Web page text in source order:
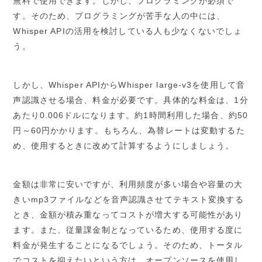
す。そのため、プログラミングが苦手な人の中には、
Whisper APIの活用を検討している人も少なくないでしょ
う。
しかし、Whisper APIからWhisper large-v3を使用して音
声認識させる場合、料金が必要です。具体的な料金は、1分
あたり0.006ドルになります。約1時間利用した場合、約50
円～60円かかります。もちろん、為替レートは変動するた
め、使用するときに改めて計算するようにしましょう。
金額は非常に安いですが、利用頻度が多い場合や容量の大
きいmp3ファイルなどを音声認識させてテキスト変換する
とき、金額が積み重なってコストが増大する可能性があり
ます。また、従量課金制となっているため、使用する度に
料金が発生することになるでしょう。そのため、トータル